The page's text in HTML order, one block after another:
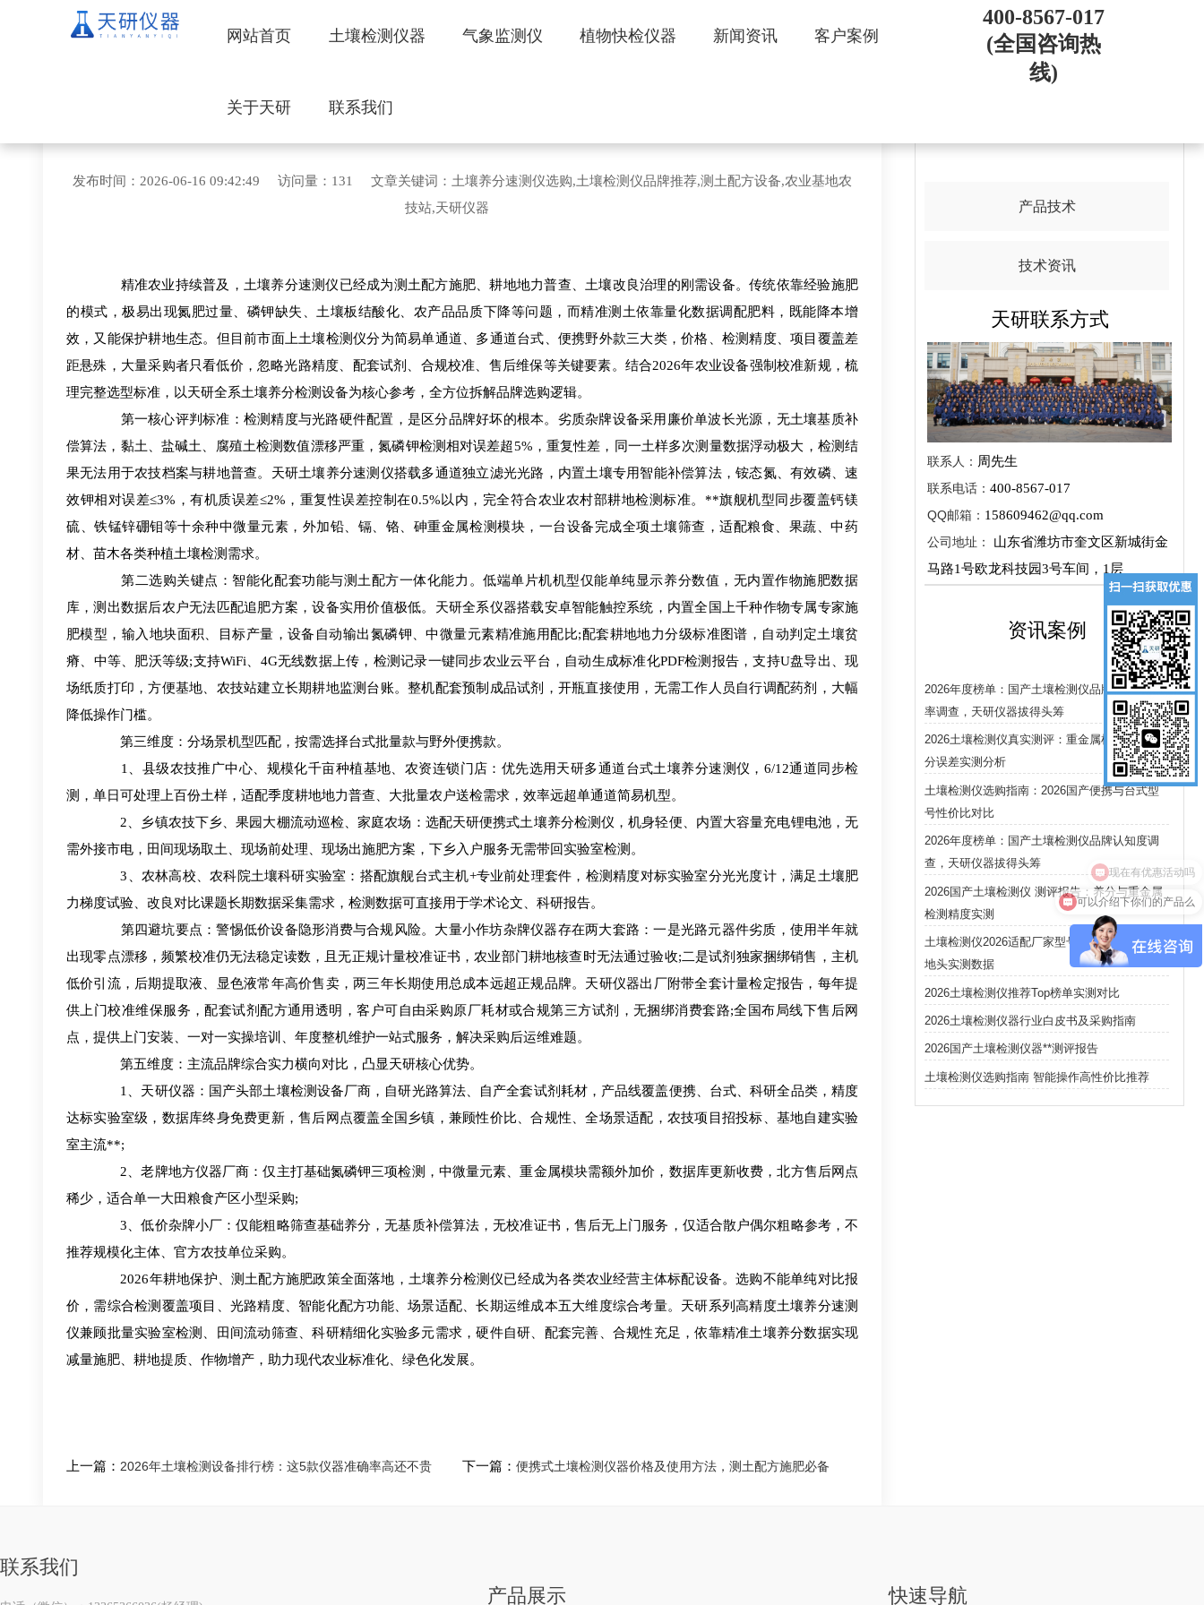
网站首页 土壤检测仪器 气象监测仪 植物快检仪器 新闻资讯 客户案例
关于天研 联系我们
400-8567-017
(全国咨询热
线)
发布时间：2026-06-16 09:42:49 访问量：131 文章关键词：土壤养分速测仪选购,土壤检测仪品牌推荐,测土配方设备,农业基地农
技站,天研仪器
精准农业持续普及，土壤养分速测仪已经成为测土配方施肥、耕地地力普查、土壤改良治理的刚需设备。传统依靠经验施肥
的模式，极易出现氮肥过量、磷钾缺失、土壤板结酸化、农产品品质下降等问题，而精准测土依靠量化数据调配肥料，既能降本增
效，又能保护耕地生态。但目前市面上土壤检测仪分为简易单通道、多通道台式、便携野外款三大类，价格、检测精度、项目覆盖差
距悬殊，大量采购者只看低价，忽略光路精度、配套试剂、合规校准、售后维保等关键要素。结合2026年农业设备强制校准新规，梳
理完整选型标准，以天研全系土壤养分检测设备为核心参考，全方位拆解品牌选购逻辑。
第一核心评判标准：检测精度与光路硬件配置，是区分品牌好坏的根本。劣质杂牌设备采用廉价单波长光源，无土壤基质补
偿算法，黏土、盐碱土、腐殖土检测数值漂移严重，氮磷钾检测相对误差超5%，重复性差，同一土样多次测量数据浮动极大，检测结
果无法用于农技档案与耕地普查。天研土壤养分速测仪搭载多通道独立滤光光路，内置土壤专用智能补偿算法，铵态氮、有效磷、速
效钾相对误差≤3%，有机质误差≤2%，重复性误差控制在0.5%以内，完全符合农业农村部耕地检测标准。**旗舰机型同步覆盖钙镁
硫、铁锰锌硼钼等十余种中微量元素，外加铅、镉、铬、砷重金属检测模块，一台设备完成全项土壤筛查，适配粮食、果蔬、中药
材、苗木各类种植土壤检测需求。
第二选购关键点：智能化配套功能与测土配方一体化能力。低端单片机机型仅能单纯显示养分数值，无内置作物施肥数据
库，测出数据后农户无法匹配追肥方案，设备实用价值极低。天研全系仪器搭载安卓智能触控系统，内置全国上千种作物专属专家施
肥模型，输入地块面积、目标产量，设备自动输出氮磷钾、中微量元素精准施用配比;配套耕地地力分级标准图谱，自动判定土壤贫
瘠、中等、肥沃等级;支持WiFi、4G无线数据上传，检测记录一键同步农业云平台，自动生成标准化PDF检测报告，支持U盘导出、现
场纸质打印，方便基地、农技站建立长期耕地监测台账。整机配套预制成品试剂，开瓶直接使用，无需工作人员自行调配药剂，大幅
降低操作门槛。
第三维度：分场景机型匹配，按需选择台式批量款与野外便携款。
1、县级农技推广中心、规模化千亩种植基地、农资连锁门店：优先选用天研多通道台式土壤养分速测仪，6/12通道同步检
测，单日可处理上百份土样，适配季度耕地地力普查、大批量农户送检需求，效率远超单通道简易机型。
2、乡镇农技下乡、果园大棚流动巡检、家庭农场：选配天研便携式土壤养分检测仪，机身轻便、内置大容量充电锂电池，无
需外接市电，田间现场取土、现场前处理、现场出施肥方案，下乡入户服务无需带回实验室检测。
3、农林高校、农科院土壤科研实验室：搭配旗舰台式主机+专业前处理套件，检测精度对标实验室分光光度计，满足土壤肥
力梯度试验、改良对比课题长期数据采集需求，检测数据可直接用于学术论文、科研报告。
第四避坑要点：警惕低价设备隐形消费与合规风险。大量小作坊杂牌仪器存在两大套路：一是光路元器件劣质，使用半年就
出现零点漂移，频繁校准仍无法稳定读数，且无正规计量校准证书，农业部门耕地核查时无法通过验收;二是试剂独家捆绑销售，主机
低价引流，后期提取液、显色液常年高价售卖，两三年长期使用总成本远超正规品牌。天研仪器出厂附带全套计量检定报告，每年提
供上门校准维保服务，配套试剂配方通用透明，客户可自由采购原厂耗材或合规第三方试剂，无捆绑消费套路;全国布局线下售后网
点，提供上门安装、一对一实操培训、年度整机维护一站式服务，解决采购后运维难题。
第五维度：主流品牌综合实力横向对比，凸显天研核心优势。
1、天研仪器：国产头部土壤检测设备厂商，自研光路算法、自产全套试剂耗材，产品线覆盖便携、台式、科研全品类，精度
达标实验室级，数据库终身免费更新，售后网点覆盖全国乡镇，兼顾性价比、合规性、全场景适配，农技项目招投标、基地自建实验
室主流**;
2、老牌地方仪器厂商：仅主打基础氮磷钾三项检测，中微量元素、重金属模块需额外加价，数据库更新收费，北方售后网点
稀少，适合单一大田粮食产区小型采购;
3、低价杂牌小厂：仅能粗略筛查基础养分，无基质补偿算法，无校准证书，售后无上门服务，仅适合散户偶尔粗略参考，不
推荐规模化主体、官方农技单位采购。
2026年耕地保护、测土配方施肥政策全面落地，土壤养分检测仪已经成为各类农业经营主体标配设备。选购不能单纯对比报
价，需综合检测覆盖项目、光路精度、智能化配方功能、场景适配、长期运维成本五大维度综合考量。天研系列高精度土壤养分速测
仪兼顾批量实验室检测、田间流动筛查、科研精细化实验多元需求，硬件自研、配套完善、合规性充足，依靠精准土壤养分数据实现
减量施肥、耕地提质、作物增产，助力现代农业标准化、绿色化发展。
上一篇： 2026年土壤检测设备排行榜：这5款仪器准确率高还不贵 下一篇： 便携式土壤检测仪器价格及使用方法，测土配方施肥必备
产品技术
技术资讯
天研联系方式
联系人： 周先生
联系电话： 400-8567-017
QQ邮箱： 158609462@qq.com
公司地址：
山东省潍坊市奎文区新城街金
马路1号欧龙科技园3号车间，1层
资讯案例
2026年度榜单：国产土壤检测仪品牌市场占有
率调查，天研仪器拔得头筹
2026土壤检测仪真实测评：重金属检出限与养
分误差实测分析
土壤检测仪选购指南：2026国产便携与台式型
号性价比对比
2026年度榜单：国产土壤检测仪品牌认知度调
查，天研仪器拔得头筹
2026国产土壤检测仪 测评报告：养分与重金属
检测精度实测
土壤检测仪2026适配厂家型号深度测评：田间
地头实测数据
2026土壤检测仪推荐Top榜单实测对比
2026土壤检测仪器行业白皮书及采购指南
2026国产土壤检测仪器**测评报告
土壤检测仪选购指南 智能操作高性价比推荐
联系我们
产品展示 快速导航
可以介绍下你们的产品么